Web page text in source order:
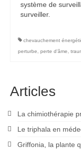
système de
surveiller.
chevauchement
perturbe
perte d'âme
Articles
La chimiothérapie
Le triphala en
Griffonia, la plante